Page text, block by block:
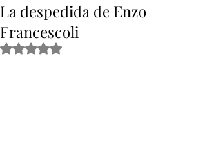
La despedida de Enzo
Francescoli
Obtuvo NaN de 5 estrellas.